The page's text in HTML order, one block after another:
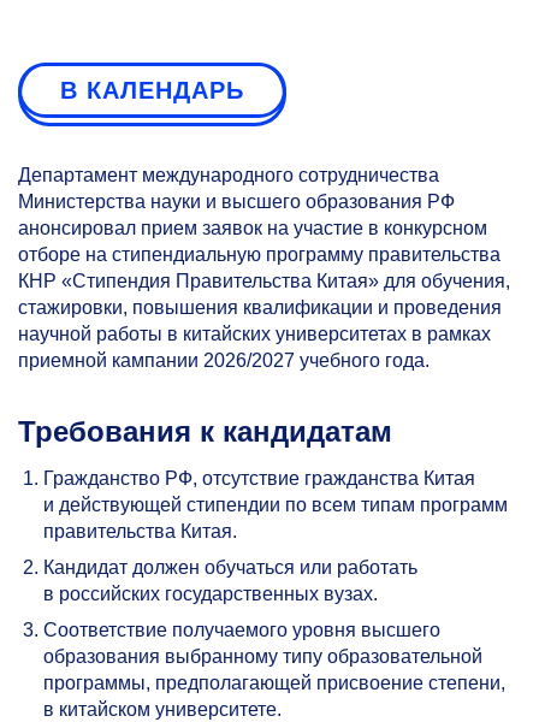
В КАЛЕНДАРЬ
Департамент международного сотрудничества
Министерства науки и высшего образования РФ
анонсировал прием заявок на участие в конкурсном
отборе на стипендиальную программу правительства
КНР «Стипендия Правительства Китая» для обучения,
стажировки, повышения квалификации и проведения
научной работы в китайских университетах в рамках
приемной кампании 2026/2027 учебного года.
Требования к кандидатам
Гражданство РФ, отсутствие гражданства Китая
и действующей стипендии по всем типам программ
правительства Китая.
Кандидат должен обучаться или работать
в российских государственных вузах.
Соответствие получаемого уровня высшего
образования выбранному типу образовательной
программы, предполагающей присвоение степени,
в китайском университете.